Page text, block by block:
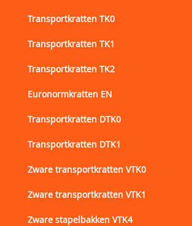
Transportkratten TK0
Transportkratten TK1
Transportkratten TK2
Euronormkratten EN
Transportkratten DTK0
Transportkratten DTK1
Zware transportkratten VTK0
Zware transportkratten VTK1
Zware stapelbakken VTK4